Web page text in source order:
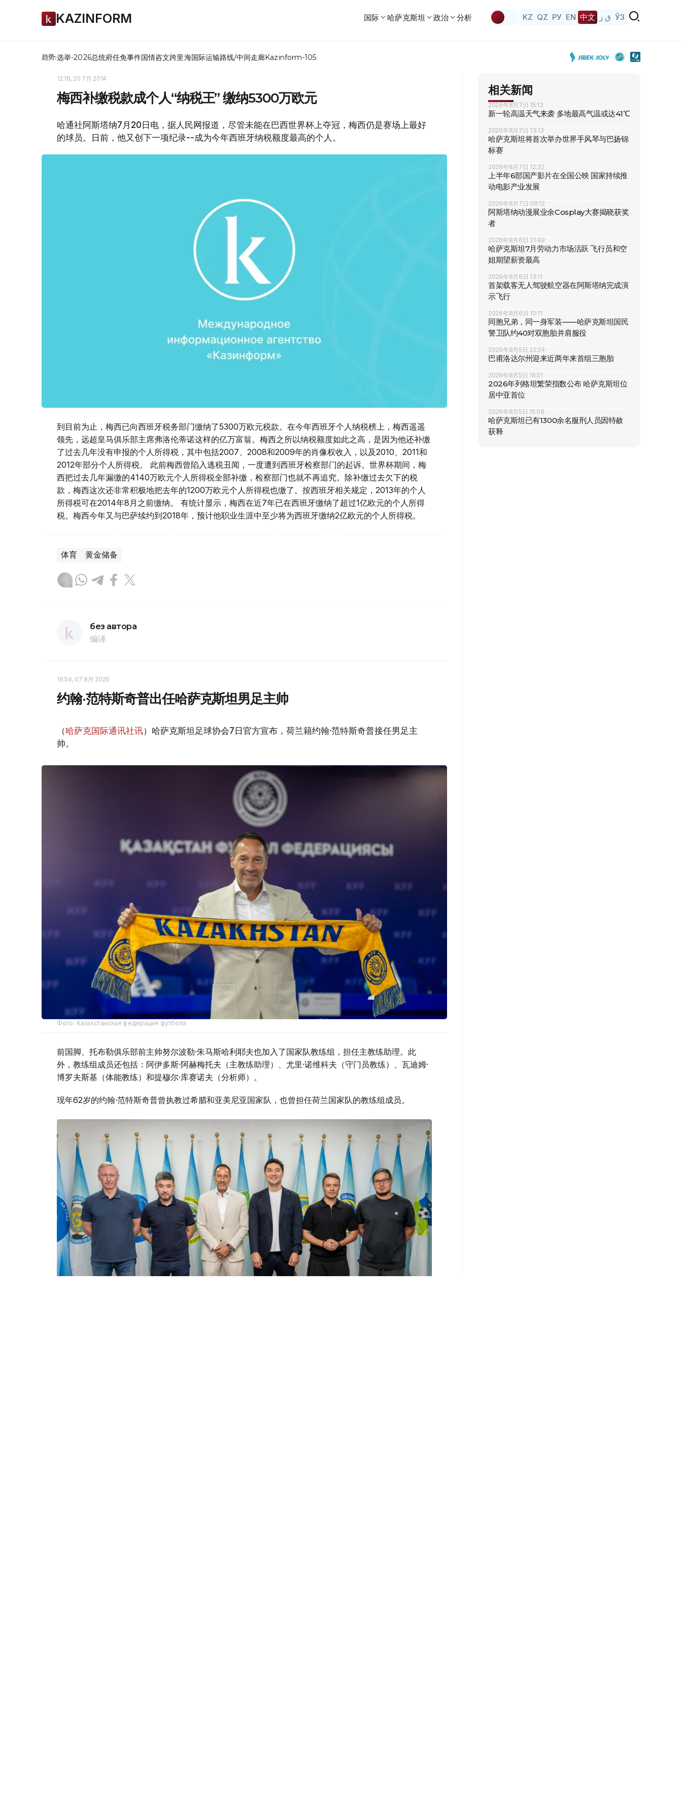
KAZINFORM 国际 哈萨克斯坦 政治 分析 KZ QZ РУ EN 中文 ق ز ЎЗ
趋势:选举-2026总统府任免事件国情咨文跨里海国际运输路线/中间走廊Kazinform-105
12:18, 20 7月 2014
梅西补缴税款成个人“纳税王” 缴纳5300万欧元
哈通社阿斯塔纳7月20日电，据人民网报道，尽管未能在巴西世界杯上夺冠，梅西仍是赛场上最好
的球员。日前，他又创下一项纪录--成为今年西班牙纳税额度最高的个人。
到目前为止，梅西已向西班牙税务部门缴纳了5300万欧元税款。在今年西班牙个人纳税榜上，梅西遥遥
领先，远超皇马俱乐部主席弗洛伦蒂诺这样的亿万富翁。梅西之所以纳税额度如此之高，是因为他还补缴
了过去几年没有申报的个人所得税，其中包括2007、2008和2009年的肖像权收入，以及2010、2011和
2012年部分个人所得税。 此前梅西曾陷入逃税丑闻，一度遭到西班牙检察部门的起诉。世界杯期间，梅
西把过去几年漏缴的4140万欧元个人所得税全部补缴，检察部门也就不再追究。除补缴过去欠下的税
款，梅西这次还非常积极地把去年的1200万欧元个人所得税也缴了。按西班牙相关规定，2013年的个人
所得税可在2014年8月之前缴纳。 有统计显示，梅西在近7年已在西班牙缴纳了超过1亿欧元的个人所得
税。梅西今年又与巴萨续约到2018年，预计他职业生涯中至少将为西班牙缴纳2亿欧元的个人所得税。
体育 黄金储备
без автора
编译
16:54, 07 8月 2026
约翰·范特斯奇普出任哈萨克斯坦男足主帅
（哈萨克国际通讯社讯）哈萨克斯坦足球协会7日官方宣布，荷兰籍约翰·范特斯奇普接任男足主
帅。
Фото: Казахстанская федерация футбола
前国脚、托布勒俱乐部前主帅努尔波勒·朱马斯哈利耶夫也加入了国家队教练组，担任主教练助理。此
外，教练组成员还包括：阿伊多斯·阿赫梅托夫（主教练助理）、尤里·诺维科夫（守门员教练）、瓦迪姆·
博罗夫斯基（体能教练）和提穆尔·库赛诺夫（分析师）。
现年62岁的约翰·范特斯奇普曾执教过希腊和亚美尼亚国家队，也曾担任荷兰国家队的教练组成员。
相关新闻
2026年8月7日 15:13
新一轮高温天气来袭 多地最高气温或达41℃
2026年8月7日 13:13
哈萨克斯坦将首次举办世界手风琴与巴扬锦
标赛
2026年8月7日 12:32
上半年6部国产影片在全国公映 国家持续推
动电影产业发展
2026年8月7日 09:12
阿斯塔纳动漫展业余Cosplay大赛揭晓获奖
者
2026年8月6日 21:49
哈萨克斯坦7月劳动力市场活跃 飞行员和空
姐期望薪资最高
2026年8月6日 13:11
首架载客无人驾驶航空器在阿斯塔纳完成演
示飞行
2026年8月6日 10:11
同胞兄弟，同一身军装——哈萨克斯坦国民
警卫队约40对双胞胎并肩服役
2026年8月5日 22:24
巴甫洛达尔州迎来近两年来首组三胞胎
2026年8月5日 18:51
2026年列格坦繁荣指数公布 哈萨克斯坦位
居中亚首位
2026年8月5日 15:08
哈萨克斯坦已有1300余名服刑人员因特赦
获释